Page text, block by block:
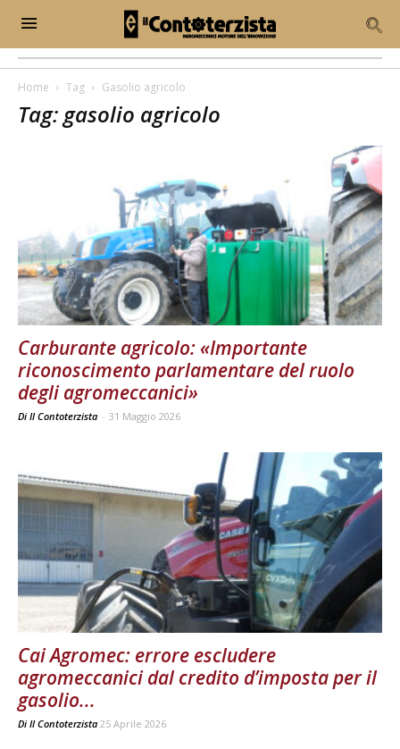
Home Tag Gasolio agricolo
Tag: gasolio agricolo
Carburante agricolo: «Importante
riconoscimento parlamentare del ruolo
degli agromeccanici»
Di Il Contoterzista - 31 Maggio 2026
Cai Agromec: errore escludere
agromeccanici dal credito d’imposta per il
gasolio...
Di Il Contoterzista 25 Aprile 2026